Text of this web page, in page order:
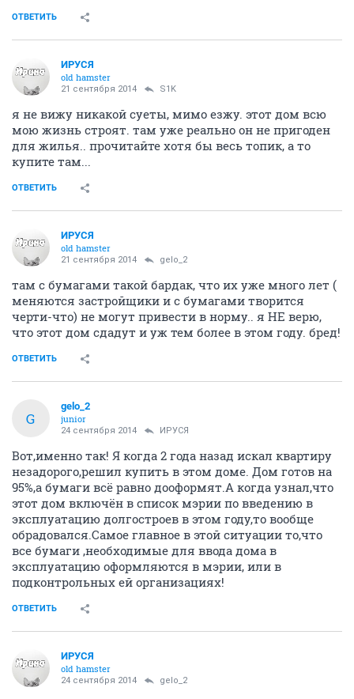
ОТВЕТИТЬ
ИРУСЯ
old hamster
21 сентября 2014 S1K
я не вижу никакой суеты, мимо езжу. этот дом всю
мою жизнь строят. там уже реально он не пригоден
для жилья.. прочитайте хотя бы весь топик, а то
купите там...
ОТВЕТИТЬ
ИРУСЯ
old hamster
21 сентября 2014 gelo_2
там с бумагами такой бардак, что их уже много лет (
меняются застройщики и с бумагами творится
черти-что) не могут привести в норму.. я НЕ верю,
что этот дом сдадут и уж тем более в этом году. бред!
ОТВЕТИТЬ
G
gelo_2
junior
24 сентября 2014 ИРУСЯ
Вот,именно так! Я когда 2 года назад искал квартиру
незадорого,решил купить в этом доме. Дом готов на
95%,а бумаги всё равно дооформят.А когда узнал,что
этот дом включён в список мэрии по введению в
эксплуатацию долгостроев в этом году,то вообще
обрадовался.Самое главное в этой ситуации то,что
все бумаги ,необходимые для ввода дома в
эксплуатацию оформляются в мэрии, или в
подконтрольных ей организациях!
ОТВЕТИТЬ
ИРУСЯ
old hamster
24 сентября 2014 gelo_2